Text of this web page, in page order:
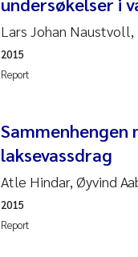
2008
2007
2005
Eli
Lars Johan
Report
2015
Sammenhengen
laksevassdrag
Atle Hindar, Øyvind
Report
2015